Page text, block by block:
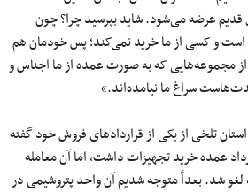
قدیم عرضه می‌شود. شاید بپرسید چرا؟ چون
است و کسی از ما خرید نمی‌کند؛ پس خودمان هم
مجموعه‌هایی که به صورت عمده از ما اجناس و
سراغ ما نیامده‌اند.»
تلخی از یکی از قراردادهای فروش خود گفته
عمده خرید تجهیزات داشت، اما آن معامله
لغو شد. بعداً متوجه شدیم آن واحد پتروشیمی در